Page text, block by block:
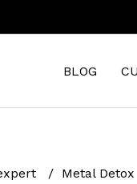
BLOG
Metal Detox